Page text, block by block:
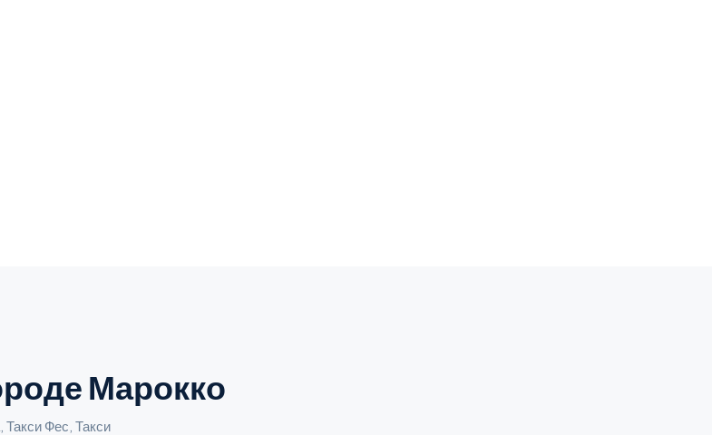
Марокко
Такси Фес, Такси